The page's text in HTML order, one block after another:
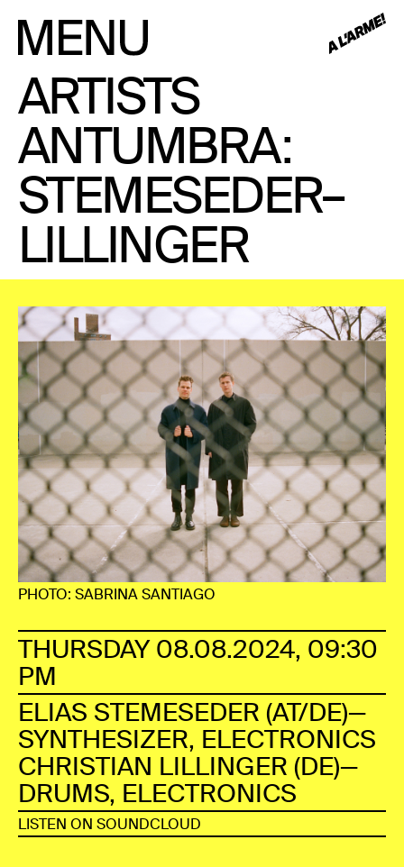
ARTISTS
ANTUMBRA:
STEMESEDER–
LILLINGER
PHOTO: SABRINA SANTIAGO
THURSDAY 08.08.2024, 09:30
PM
ELIAS STEMESEDER (AT/DE)—
SYNTHESIZER, ELECTRONICS
CHRISTIAN LILLINGER (DE)—
DRUMS, ELECTRONICS
LISTEN ON SOUNDCLOUD